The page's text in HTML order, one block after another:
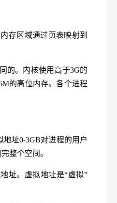
存区域通过页表映射到
的。内核使用高于3G的
的高位内存。各个进程
址0-3GB对进程的用户
整个空间。
址。虚拟地址是“虚拟”